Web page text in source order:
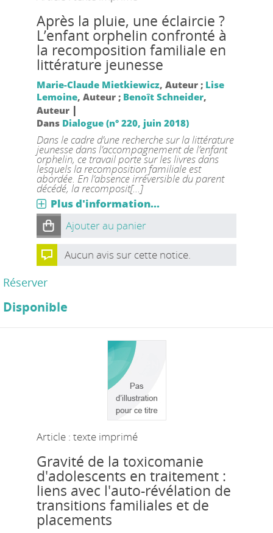
Après la pluie, une éclaircie ?
L’enfant orphelin confronté à
la recomposition familiale en
littérature jeunesse
Marie-Claude Mietkiewicz, Auteur ; Lise
Lemoine, Auteur ; Benoît Schneider,
Auteur |
Dans Dialogue (n° 220, juin 2018)
Dans le cadre d’une recherche sur la littérature
jeunesse dans l’accompagnement de l’enfant
orphelin, ce travail porte sur les livres dans
lesquels la recomposition familiale est
abordée. En l’absence irréversible du parent
décédé, la recomposit[...]
Plus d'information...
Ajouter au panier
Aucun avis sur cette notice.
Réserver
Disponible
Article : texte imprimé
Gravité de la toxicomanie
d'adolescents en traitement :
liens avec l'auto-révélation de
transitions familiales et de
placements